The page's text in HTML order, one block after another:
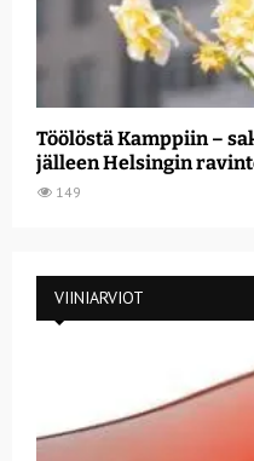
Töölöstä Kamppiin –
jälleen Helsingin
149
VIINIARVIOT